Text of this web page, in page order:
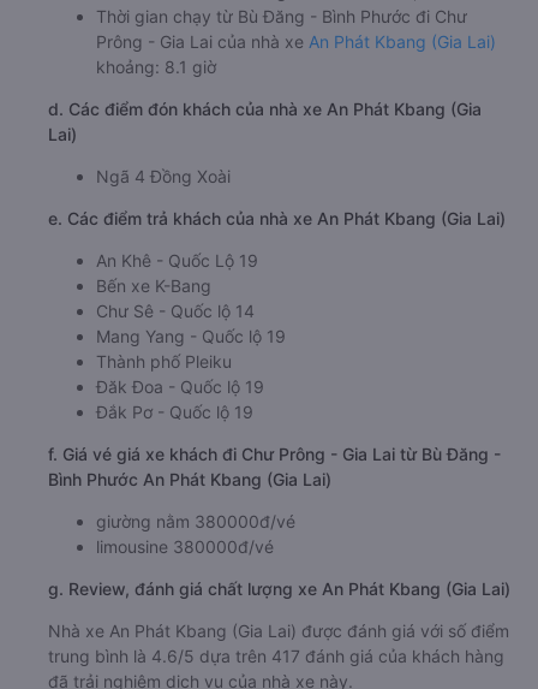
Thời gian chạy từ Bù Đăng - Bình Phước đi Chư
Prông - Gia Lai của nhà xe An Phát Kbang (Gia Lai)
khoảng: 8.1 giờ
d. Các điểm đón khách của nhà xe An Phát Kbang (Gia
Lai)
Ngã 4 Đồng Xoài
e. Các điểm trả khách của nhà xe An Phát Kbang (Gia Lai)
An Khê - Quốc Lộ 19
Bến xe K-Bang
Chư Sê - Quốc lộ 14
Mang Yang - Quốc lộ 19
Thành phố Pleiku
Đăk Đoa - Quốc lộ 19
Đắk Pơ - Quốc lộ 19
f. Giá vé giá xe khách đi Chư Prông - Gia Lai từ Bù Đăng -
Bình Phước An Phát Kbang (Gia Lai)
giường nằm 380000đ/vé
limousine 380000đ/vé
g. Review, đánh giá chất lượng xe An Phát Kbang (Gia Lai)
Nhà xe An Phát Kbang (Gia Lai) được đánh giá với số điểm
trung bình là 4.6/5 dựa trên 417 đánh giá của khách hàng
đã trải nghiệm dịch vụ của nhà xe này.